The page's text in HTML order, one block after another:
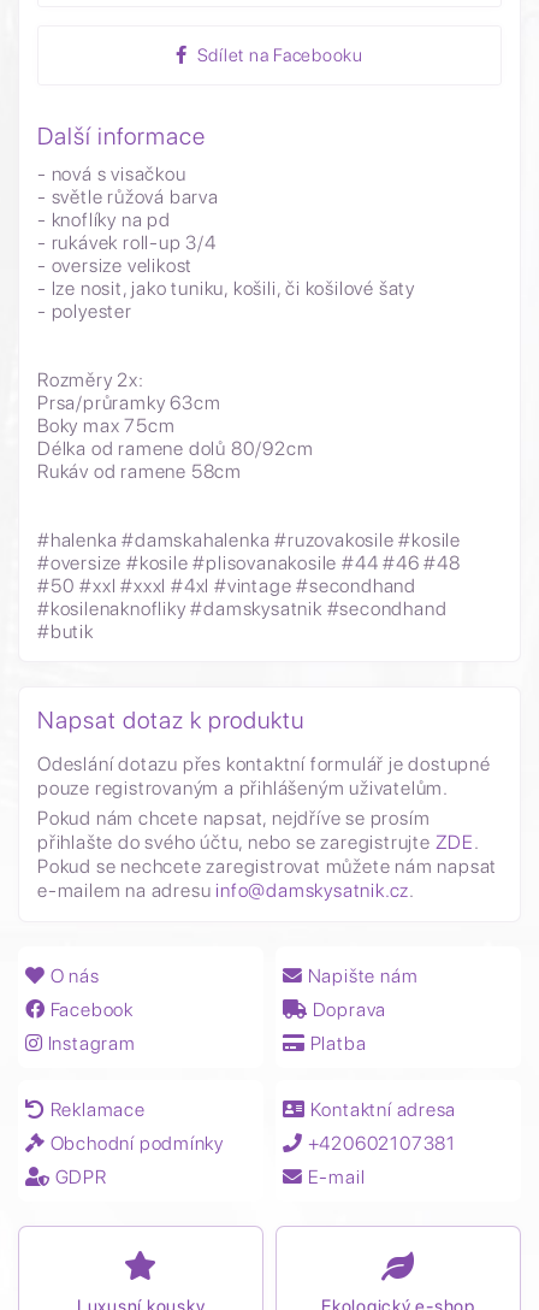
Sdílet na Facebooku
Další informace
- nová s visačkou
- světle růžová barva
- knoflíky na pd
- rukávek roll-up 3/4
- oversize velikost
- lze nosit, jako tuniku, košili, či košilové šaty
- polyester
Rozměry 2x:
Prsa/průramky 63cm
Boky max 75cm
Délka od ramene dolů 80/92cm
Rukáv od ramene 58cm
#halenka #damskahalenka #ruzovakosile #kosile
#oversize #kosile #plisovanakosile #44 #46 #48
#50 #xxl #xxxl #4xl #vintage #secondhand
#kosilenaknofliky #damskysatnik #secondhand
#butik
Napsat dotaz k produktu
Odeslání dotazu přes kontaktní formulář je dostupné
pouze registrovaným a přihlášeným uživatelům.
Pokud nám chcete napsat, nejdříve se prosím
přihlašte do svého účtu, nebo se zaregistrujte ZDE.
Pokud se nechcete zaregistrovat můžete nám napsat
e-mailem na adresu info@damskysatnik.cz.
O nás
Facebook
Instagram
Napište nám
Doprava
Platba
Reklamace
Obchodní podmínky
GDPR
Kontaktní adresa
+420602107381
E-mail